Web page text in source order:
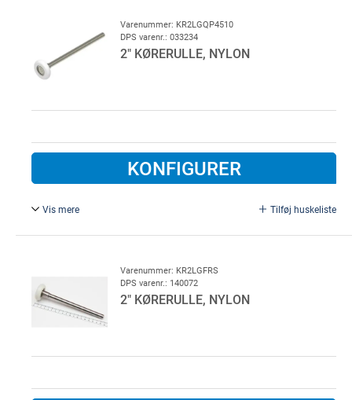
Rustfri stål, til aggressivt miljø. Specielt anvendelig til
vaskehaller.
Varenummer: KR2LGQP4510
DPS varenr.: 033234
2" KØRERULLE, NYLON
KONFIGURER
Vis mere Tilføj huskeliste
Varen er udgået ved leverandør - er erstattet
af: KR2LGQP4721
Varenummer: KR2LGFRS
DPS varenr.: 140072
2" KØRERULLE, NYLON